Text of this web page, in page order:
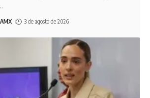
3 de agosto de 2026